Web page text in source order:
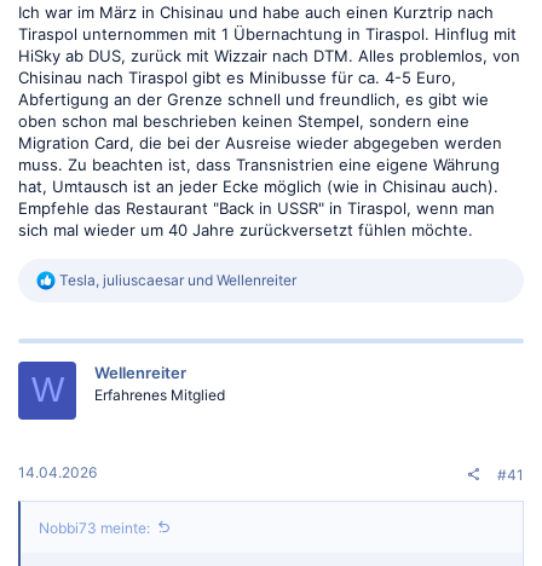
Ich war im März in Chisinau und habe auch einen Kurztrip nach
Tiraspol unternommen mit 1 Übernachtung in Tiraspol. Hinflug mit
HiSky ab DUS, zurück mit Wizzair nach DTM. Alles problemlos, von
Chisinau nach Tiraspol gibt es Minibusse für ca. 4-5 Euro,
Abfertigung an der Grenze schnell und freundlich, es gibt wie
oben schon mal beschrieben keinen Stempel, sondern eine
Migration Card, die bei der Ausreise wieder abgegeben werden
muss. Zu beachten ist, dass Transnistrien eine eigene Währung
hat, Umtausch ist an jeder Ecke möglich (wie in Chisinau auch).
Empfehle das Restaurant "Back in USSR" in Tiraspol, wenn man
sich mal wieder um 40 Jahre zurückversetzt fühlen möchte.
R
k
i
o
:
Tesla, juliuscaesar und Wellenreiter
W Wellenreiter
Erfahrenes Mitglied
14.04.2026 #41
Nobbi73 meinte: